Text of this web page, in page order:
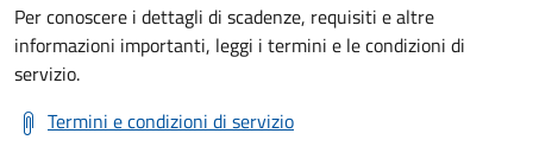
Per conoscere i dettagli di scadenze, requisiti e altre
informazioni importanti, leggi i termini e le condizioni di
servizio.
Termini e condizioni di servizio